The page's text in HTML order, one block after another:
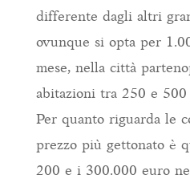
differente dagli altri
ovunque si opta per
mese, nella città
abitazioni tra 250 e 500
Per quanto riguarda le
prezzo più gettonato è
200 e i 300.000 euro